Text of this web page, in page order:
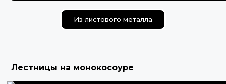
Из листового металла
Лестницы на монокосоуре